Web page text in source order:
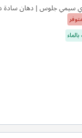
سيمي جلوس | دهان سادة